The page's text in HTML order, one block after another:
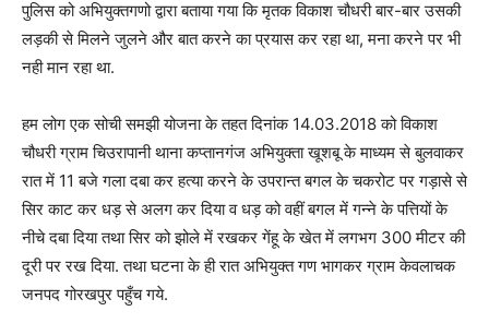
पुलिस को अभियुक्तगणो द्वारा बताया गया कि मृतक विकाश चौधरी बार-बार उसकी
लड़की से मिलने जुलने और बात करने का प्रयास कर रहा था, मना करने पर भी
नही मान रहा था.
हम लोग एक सोची समझी योजना के तहत दिनांक 14.03.2018 को विकाश
चौधरी ग्राम चिउरापानी थाना कप्तानगंज अभियुक्ता खूशबू के माध्यम से बुलवाकर
रात में 11 बजे गला दबा कर हत्या करने के उपरान्त बगल के चकरोट पर गड़ासे से
सिर काट कर धड़ से अलग कर दिया व धड़ को वहीं बगल में गन्ने के पत्तियों के
नीचे दबा दिया तथा सिर को झोले में रखकर गेंहू के खेत में लगभग 300 मीटर की
दूरी पर रख दिया. तथा घटना के ही रात अभियुक्त गण भागकर ग्राम केवलाचक
जनपद गोरखपुर पहुँच गये.